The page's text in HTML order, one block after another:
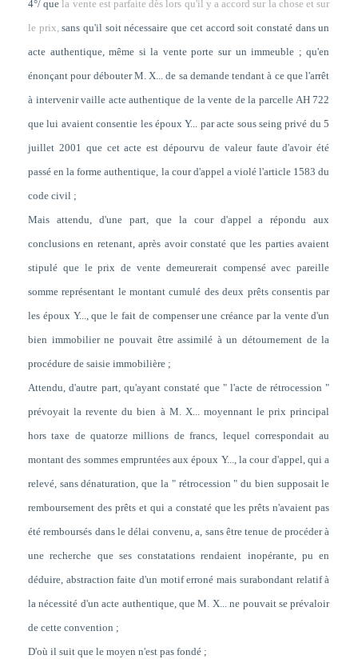
4°/ quela vente est parfaite dès lors qu'il y a accord sur la chose et sur
le prix, sans qu'il soit nécessaire que cet accord soit constaté dans un
acte authentique, même si la vente porte sur un immeuble ; qu'en
énonçant pour débouter M. X... de sa demande tendant à ce que l'arrêt
à intervenir vaille acte authentique de la vente de la parcelle AH 722
que lui avaient consentie les époux Y... par acte sous seing privé du 5
juillet 2001 que cet acte est dépourvu de valeur faute d'avoir été
passé en la forme authentique, la cour d'appel a violé l'article 1583 du
code civil ;
Mais attendu, d'une part, que la cour d'appel a répondu aux
conclusions en retenant, après avoir constaté que les parties avaient
stipulé que le prix de vente demeurerait compensé avec pareille
somme représentant le montant cumulé des deux prêts consentis par
les époux Y..., que le fait de compenser une créance par la vente d'un
bien immobilier ne pouvait être assimilé à un détournement de la
procédure de saisie immobilière ;
Attendu, d'autre part, qu'ayant constaté que " l'acte de rétrocession "
prévoyait la revente du bien à M. X... moyennant le prix principal
hors taxe de quatorze millions de francs, lequel correspondait au
montant des sommes empruntées aux époux Y..., la cour d'appel, qui a
relevé, sans dénaturation, que la " rétrocession " du bien supposait le
remboursement des prêts et qui a constaté que les prêts n'avaient pas
été remboursés dans le délai convenu, a, sans être tenue de procéder à
une recherche que ses constatations rendaient inopérante, pu en
déduire, abstraction faite d'un motif erroné mais surabondant relatif à
la nécessité d'un acte authentique, que M. X... ne pouvait se prévaloir
de cette convention ;
D'où il suit que le moyen n'est pas fondé ;